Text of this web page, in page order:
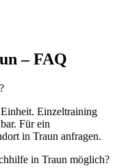
– FAQ
Einzeltraining
Für ein
in Traun anfragen.
in Traun möglich?